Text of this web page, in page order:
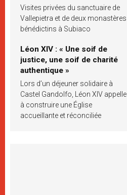
Visites privées du sanctuaire de
Vallepietra et de deux monastères
bénédictins à Subiaco
Léon XIV : « Une soif de
justice, une soif de charité
authentique »
Lors d’un déjeuner solidaire à
Castel Gandolfo, Léon XIV appelle
à construire une Église
accueillante et réconciliée